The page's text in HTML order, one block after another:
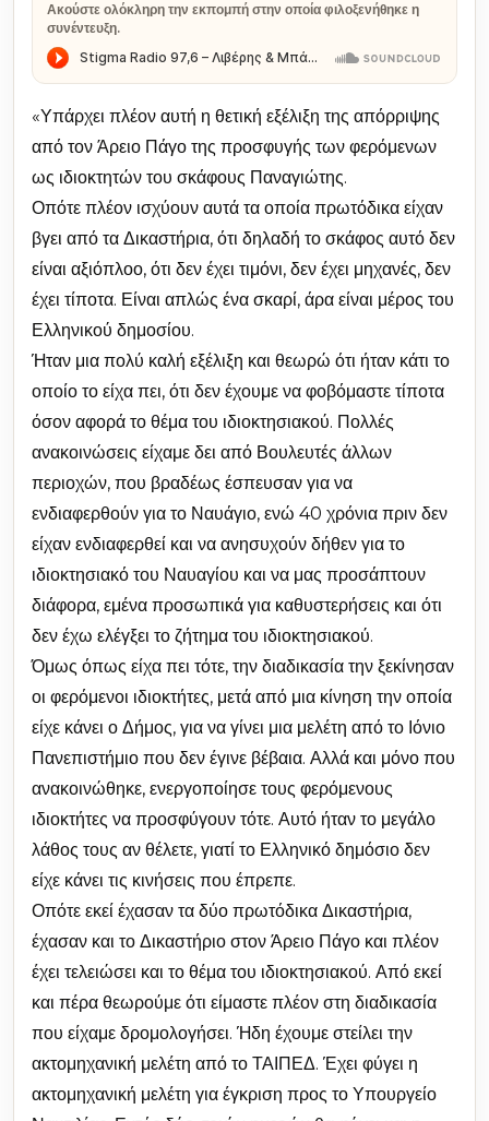
Ακούστε ολόκληρη την εκπομπή στην οποία φιλοξενήθηκε η
συνέντευξη.
«Υπάρχει πλέον αυτή η θετική εξέλιξη της απόρριψης
από τον Άρειο Πάγο της προσφυγής των φερόμενων
ως ιδιοκτητών του σκάφους Παναγιώτης.
Οπότε πλέον ισχύουν αυτά τα οποία πρωτόδικα είχαν
βγει από τα Δικαστήρια, ότι δηλαδή το σκάφος αυτό δεν
είναι αξιόπλοο, ότι δεν έχει τιμόνι, δεν έχει μηχανές, δεν
έχει τίποτα. Είναι απλώς ένα σκαρί, άρα είναι μέρος του
Ελληνικού δημοσίου.
Ήταν μια πολύ καλή εξέλιξη και θεωρώ ότι ήταν κάτι το
οποίο το είχα πει, ότι δεν έχουμε να φοβόμαστε τίποτα
όσον αφορά το θέμα του ιδιοκτησιακού. Πολλές
ανακοινώσεις είχαμε δει από Βουλευτές άλλων
περιοχών, που βραδέως έσπευσαν για να
ενδιαφερθούν για το Ναυάγιο, ενώ 40 χρόνια πριν δεν
είχαν ενδιαφερθεί και να ανησυχούν δήθεν για το
ιδιοκτησιακό του Ναυαγίου και να μας προσάπτουν
διάφορα, εμένα προσωπικά για καθυστερήσεις και ότι
δεν έχω ελέγξει το ζήτημα του ιδιοκτησιακού.
Όμως όπως είχα πει τότε, την διαδικασία την ξεκίνησαν
οι φερόμενοι ιδιοκτήτες, μετά από μια κίνηση την οποία
είχε κάνει ο Δήμος, για να γίνει μια μελέτη από το Ιόνιο
Πανεπιστήμιο που δεν έγινε βέβαια. Αλλά και μόνο που
ανακοινώθηκε, ενεργοποίησε τους φερόμενους
ιδιοκτήτες να προσφύγουν τότε. Αυτό ήταν το μεγάλο
λάθος τους αν θέλετε, γιατί το Ελληνικό δημόσιο δεν
είχε κάνει τις κινήσεις που έπρεπε.
Οπότε εκεί έχασαν τα δύο πρωτόδικα Δικαστήρια,
έχασαν και το Δικαστήριο στον Άρειο Πάγο και πλέον
έχει τελειώσει και το θέμα του ιδιοκτησιακού. Από εκεί
και πέρα θεωρούμε ότι είμαστε πλέον στη διαδικασία
που είχαμε δρομολογήσει. Ήδη έχουμε στείλει την
ακτομηχανική μελέτη από το ΤΑΙΠΕΔ. Έχει φύγει η
ακτομηχανική μελέτη για έγκριση προς το Υπουργείο